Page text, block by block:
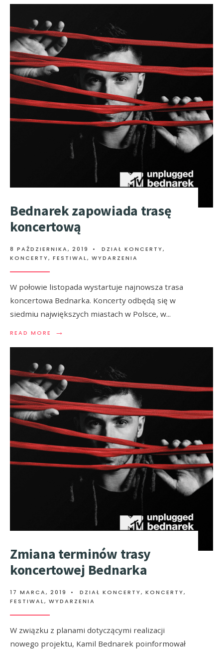
Bednarek zapowiada trasę
koncertową
8 PAŹDZIERNIKA, 2019 • DZIAŁ KONCERTY,
KONCERTY, FESTIWAL, WYDARZENIA
W połowie listopada wystartuje najnowsza trasa
koncertowa Bednarka. Koncerty odbędą się w
siedmiu największych miastach w Polsce, w...
READ MORE →
Zmiana terminów trasy
koncertowej Bednarka
17 MARCA, 2019 • DZIAŁ KONCERTY, KONCERTY,
FESTIWAL, WYDARZENIA
W związku z planami dotyczącymi realizacji
nowego projektu, Kamil Bednarek poinformował